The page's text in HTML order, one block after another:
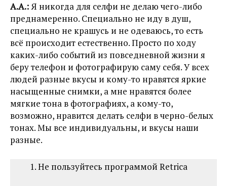
А.А.:Я никогда для селфи не делаю чего-либо
преднамеренно. Специально не иду в душ,
специально не крашусь и не одеваюсь, то есть
всё происходит естественно. Просто по ходу
каких-либо событий из повседневной жизни я
беру телефон и фотографирую саму себя. У всех
людей разные вкусы и кому-то нравятся яркие
насыщенные снимки, а мне нравятся более
мягкие тона в фотографиях, а кому-то,
возможно, нравится делать селфи в черно-белых
тонах. Мы все индивидуальны, и вкусы наши
разные.
1. Не пользуйтесь программой Retrica